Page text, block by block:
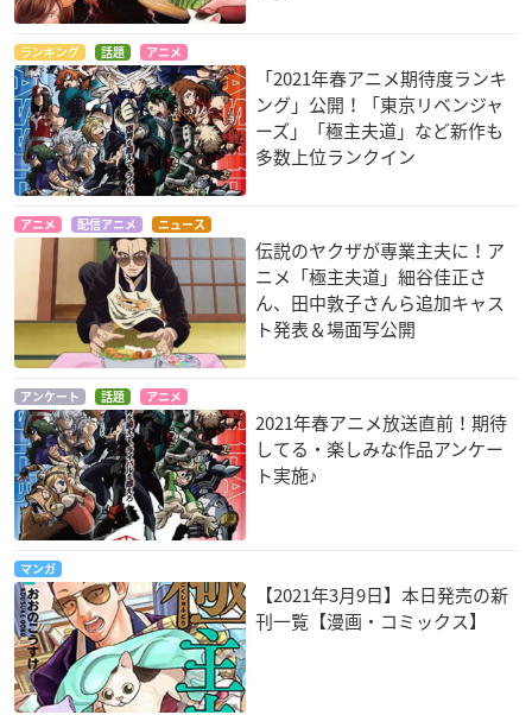
ランキング 話題 アニメ
「2021年春アニメ期待度ランキ
ング」公開！「東京リベンジャ
ーズ」「極主夫道」など新作も
多数上位ランクイン
アニメ 配信アニメ ニュース
伝説のヤクザが専業主夫に！ア
ニメ「極主夫道」細谷佳正さ
ん、田中敦子さんら追加キャス
ト発表＆場面写公開
アンケート 話題 アニメ
2021年春アニメ放送直前！期待
してる・楽しみな作品アンケー
ト実施♪
マンガ
【2021年3月9日】本日発売の新
刊一覧【漫画・コミックス】